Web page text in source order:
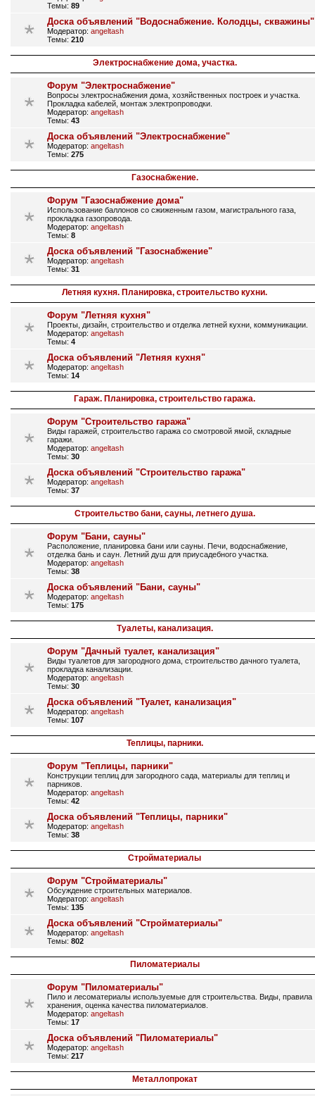
Темы: 89
Доска объявлений "Водоснабжение. Колодцы, скважины"
Модератор: angeltash
Темы: 210
Электроснабжение дома, участка.
Форум "Электроснабжение"
Вопросы электроснабжения дома, хозяйственных построек и участка.
Прокладка кабелей, монтаж электропроводки.
Модератор: angeltash
Темы: 43
Доска объявлений "Электроснабжение"
Модератор: angeltash
Темы: 275
Газоснабжение.
Форум "Газоснабжение дома"
Использование баллонов со сжиженным газом, магистрального газа,
прокладка газопровода.
Модератор: angeltash
Темы: 8
Доска объявлений "Газоснабжение"
Модератор: angeltash
Темы: 31
Летняя кухня. Планировка, строительство кухни.
Форум "Летняя кухня"
Проекты, дизайн, строительство и отделка летней кухни, коммуникации.
Модератор: angeltash
Темы: 4
Доска объявлений "Летняя кухня"
Модератор: angeltash
Темы: 14
Гараж. Планировка, строительство гаража.
Форум "Строительство гаража"
Виды гаражей, строительство гаража со смотровой ямой, складные
гаражи.
Модератор: angeltash
Темы: 30
Доска объявлений "Строительство гаража"
Модератор: angeltash
Темы: 37
Строительство бани, сауны, летнего душа.
Форум "Бани, сауны"
Расположение, планировка бани или сауны. Печи, водоснабжение,
отделка бань и саун. Летний душ для приусадебного участка.
Модератор: angeltash
Темы: 38
Доска объявлений "Бани, сауны"
Модератор: angeltash
Темы: 175
Туалеты, канализация.
Форум "Дачный туалет, канализация"
Виды туалетов для загородного дома, строительство дачного туалета,
прокладка канализации.
Модератор: angeltash
Темы: 30
Доска объявлений "Туалет, канализация"
Модератор: angeltash
Темы: 107
Теплицы, парники.
Форум "Теплицы, парники"
Конструкции теплиц для загородного сада, материалы для теплиц и
парников.
Модератор: angeltash
Темы: 42
Доска объявлений "Теплицы, парники"
Модератор: angeltash
Темы: 38
Стройматериалы
Форум "Стройматериалы"
Обсуждение строительных материалов.
Модератор: angeltash
Темы: 135
Доска объявлений "Стройматериалы"
Модератор: angeltash
Темы: 802
Пиломатериалы
Форум "Пиломатериалы"
Пило и лесоматериалы используемые для строительства. Виды, правила
хранения, оценка качества пиломатериалов.
Модератор: angeltash
Темы: 17
Доска объявлений "Пиломатериалы"
Модератор: angeltash
Темы: 217
Металлопрокат